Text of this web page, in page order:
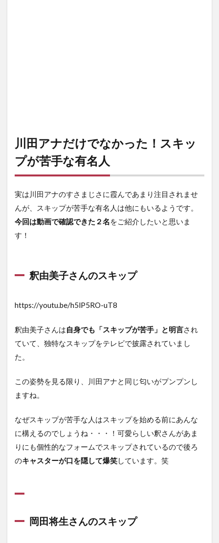
川田アナだけでなかった！スキッ
プが苦手な有名人
実は川田アナのすさまじさに霞んであまり注目されませ
んが、スキップが苦手な有名人は他にもいるようです。
今回は動画で確認できた２名をご紹介したいと思いま
す！
釈由美子さんのスキップ
https://youtu.be/h5lP5RO-uT8
釈由美子さんは自身でも「スキップが苦手」と明言され
ていて、独特なスキップをテレビで披露されていまし
た。
この姿勢を見る限り、川田アナと同じ匂いがプンプンし
ますね。
なぜスキップが苦手な人はスキップを始める前にあんな
に構えるのでしょうね・・・！可愛らしい釈さんがあま
りにも個性的なフォームでスキップされているので後ろ
のキャスターが口を隠して爆笑しています。笑
岡田将生さんのスキップ